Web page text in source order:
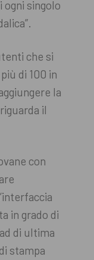
ogni singolo
che si
di 100 in
la
il
con
in grado di
di ultima
stampa